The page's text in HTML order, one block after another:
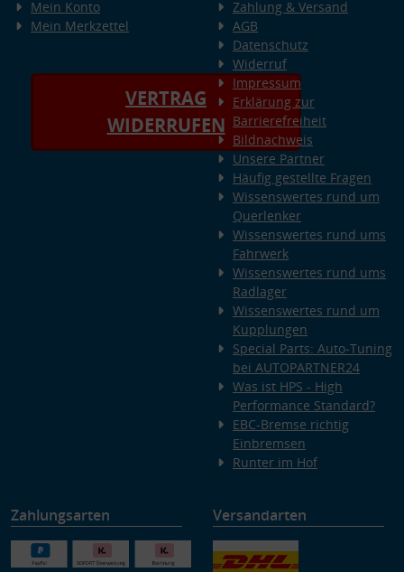
Mein Konto
Mein Merkzettel
VERTRAG
WIDERRUFEN
Zahlung & Versand
AGB
Datenschutz
Widerruf
Impressum
Erklärung zur
Barrierefreiheit
Bildnachweis
Unsere Partner
Häufig gestellte Fragen
Wissenswertes rund um
Querlenker
Wissenswertes rund ums
Fahrwerk
Wissenswertes rund ums
Radlager
Wissenswertes rund um
Kupplungen
Special Parts: Auto-Tuning
bei AUTOPARTNER24
Was ist HPS - High
Performance Standard?
EBC-Bremse richtig
Einbremsen
Runter im Hof
Zahlungsarten Versandarten